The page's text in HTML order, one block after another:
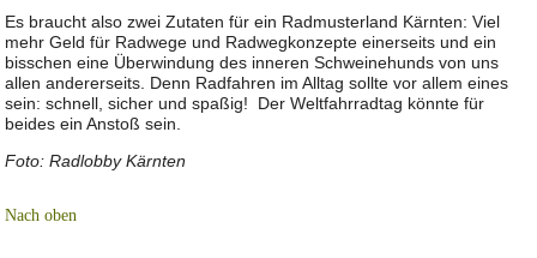
Es braucht also zwei Zutaten für ein Radmusterland Kärnten: Viel
mehr Geld für Radwege und Radwegkonzepte einerseits und ein
bisschen eine Überwindung des inneren Schweinehunds von uns
allen andererseits. Denn Radfahren im Alltag sollte vor allem eines
sein: schnell, sicher und spaßig! Der Weltfahrradtag könnte für
beides ein Anstoß sein.
Foto: Radlobby Kärnten
Nach oben